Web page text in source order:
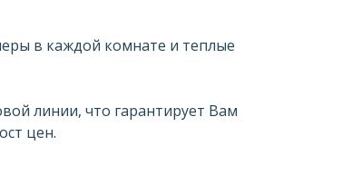
в каждой комнате и теплые
линии, что гарантирует Вам
цен.